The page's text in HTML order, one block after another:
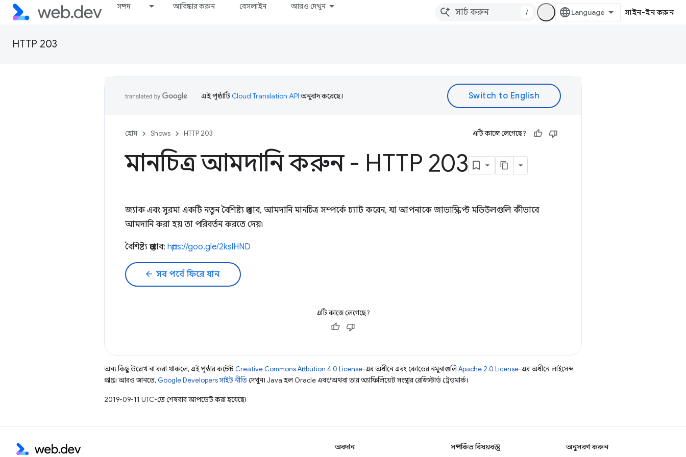
সম্পদ আবিষ্কার করুন বেসলাইন আরও দেখুন
/ সাইন-ইন করুন
HTTP 203
এই পৃষ্ঠাটিCloud Translation APIঅনুবাদ করেছে।
হোম Shows HTTP 203 এটি কাজে লেগেছে?
মানচিত্র আমদানি করুন - HTTP 203
জ্যাক এবং সুরমা একটি নতুন বৈশিষ্ট্য প্রস্তাব, আমদানি মানচিত্র সম্পর্কে চ্যাট করেন, যা আপনাকে জাভাস্ক্রিপ্ট মডিউলগুলি কীভাবে
আমদানি করা হয় তা পরিবর্তন করতে দেয়৷
বৈশিষ্ট্য প্রস্তাব: https://goo.gle/2kslHND
arrow_back সব পর্বে ফিরে যান
এটি কাজে লেগেছে?
অন্য কিছু উল্লেখ না করা থাকলে, এই পৃষ্ঠার কন্টেন্ট Creative Commons Attribution 4.0 License-এর অধীনে এবং কোডের নমুনাগুলিApache 2.0 License-এর অধীনে লাইসেন্স
প্রাপ্ত। আরও জানতে, Google Developers সাইট নীতিদেখুন। Java হল Oracle এবং/অথবা তার অ্যাফিলিয়েট সংস্থার রেজিস্টার্ড ট্রেডমার্ক।
2019-09-11 UTC-তে শেষবার আপডেট করা হয়েছে।
অবদান সম্পর্কিত বিষয়বস্তু অনুসরণ করুন